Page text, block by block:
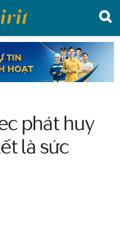
phát huy
là sức